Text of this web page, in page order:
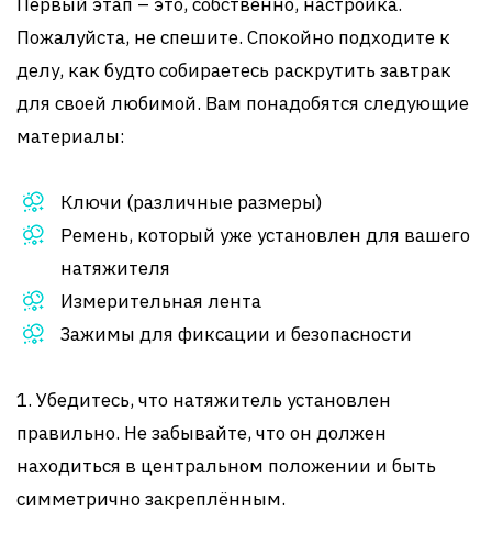
Пожалуйста, не спешите. Спокойно подходите к
делу, как будто собираетесь раскрутить завтрак
для своей любимой. Вам понадобятся следующие
материалы:
Ключи (различные размеры)
Ремень, который уже установлен для вашего
натяжителя
Измерительная лента
Зажимы для фиксации и безопасности
1. Убедитесь, что натяжитель установлен
правильно. Не забывайте, что он должен
находиться в центральном положении и быть
симметрично закреплённым.